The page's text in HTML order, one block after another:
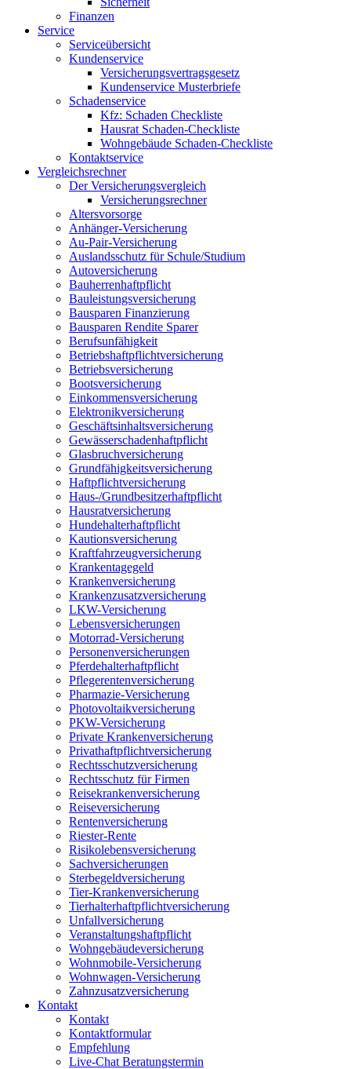
Finanzen
Service
Serviceübersicht
Kundenservice
Versicherungsvertragsgesetz
Kundenservice Musterbriefe
Schadenservice
Kfz: Schaden Checkliste
Hausrat Schaden-Checkliste
Wohngebäude Schaden-Checkliste
Kontaktservice
Vergleichsrechner
Der Versicherungsvergleich
Versicherungsrechner
Altersvorsorge
Anhänger-Versicherung
Au-Pair-Versicherung
Auslandsschutz für Schule/Studium
Autoversicherung
Bauherrenhaftpflicht
Bauleistungsversicherung
Bausparen Finanzierung
Bausparen Rendite Sparer
Berufsunfähigkeit
Betriebshaftpflichtversicherung
Betriebsversicherung
Bootsversicherung
Einkommensversicherung
Elektronikversicherung
Geschäftsinhaltsversicherung
Gewässerschadenhaftpflicht
Glasbruchversicherung
Grundfähigkeitsversicherung
Haftpflichtversicherung
Haus-/Grundbesitzerhaftpflicht
Hausratversicherung
Hundehalterhaftpflicht
Kautionsversicherung
Kraftfahrzeugversicherung
Krankentagegeld
Krankenversicherung
Krankenzusatzversicherung
LKW-Versicherung
Lebensversicherungen
Motorrad-Versicherung
Personenversicherungen
Pferdehalterhaftpflicht
Pflegerentenversicherung
Pharmazie-Versicherung
Photovoltaikversicherung
PKW-Versicherung
Private Krankenversicherung
Privathaftpflichtversicherung
Rechtsschutzversicherung
Rechtsschutz für Firmen
Reisekrankenversicherung
Reiseversicherung
Rentenversicherung
Riester-Rente
Risikolebensversicherung
Sachversicherungen
Sterbegeldversicherung
Tier-Krankenversicherung
Tierhalterhaftpflichtversicherung
Unfallversicherung
Veranstaltungshaftpflicht
Wohngebäudeversicherung
Wohnmobile-Versicherung
Wohnwagen-Versicherung
Zahnzusatzversicherung
Kontakt
Kontakt
Kontaktformular
Empfehlung
Live-Chat Beratungstermin